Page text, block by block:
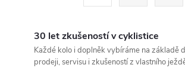
30 let zkušeností v cyklistice
Každé kolo i doplněk vybíráme na základě
prodeji, servisu i zkušeností z vlastního